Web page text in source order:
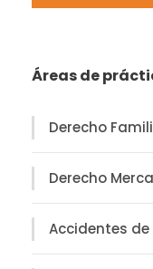
Áreas de
Derecho
Derecho
Accidentes